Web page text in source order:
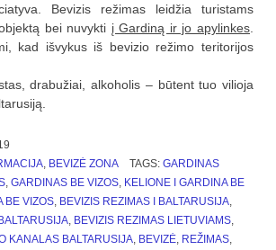
Bevizis režimas leidžia turistams
bei nuvykti į Gardiną ir jo apylinkes
kad išvykus iš bevizio režimo teritorijos
drabužiai, alkoholis – būtent tuo vilioja
BEVIZĖ ZONA TAGS: GARDINAS
GARDINAS BE VIZOS KELIONE I GARDINA BE
BE VIZOS BEVIZIS REZIMAS I BALTARUSIJA
BEVIZIS REZIMAS LIETUVIAMS
KANALAS BALTARUSIJA BEVIZĖ REŽIMAS